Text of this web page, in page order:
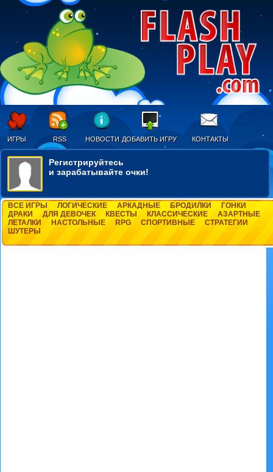
ИГРЫ RSS НОВОСТИ ДОБАВИТЬ ИГРУ КОНТАКТЫ
Регистрируйтесь
и зарабатывайте очки!
ВСЕ ИГРЫ ЛОГИЧЕСКИЕ АРКАДНЫЕ БРОДИЛКИ
ГОНКИ
ДРАКИ
ДЛЯ ДЕВОЧЕК КВЕСТЫ КЛАССИЧЕСКИЕ
АЗАРТНЫЕ
ЛЕТАЛКИ
НАСТОЛЬНЫЕ RPG СПОРТИВНЫЕ
СТРАТЕГИИ
ШУТЕРЫ